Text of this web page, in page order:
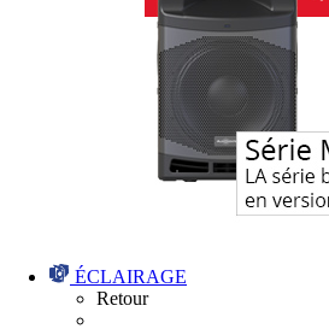
ÉCLAIRAGE
Retour